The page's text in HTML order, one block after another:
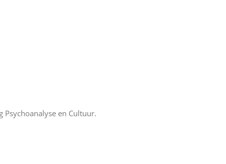
en Cultuur.